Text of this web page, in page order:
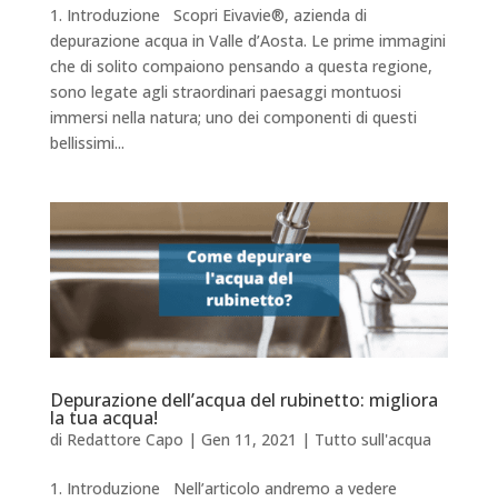
1. Introduzione Scopri Eivavie®, azienda di
depurazione acqua in Valle d’Aosta. Le prime immagini
che di solito compaiono pensando a questa regione,
sono legate agli straordinari paesaggi montuosi
immersi nella natura; uno dei componenti di questi
bellissimi...
Depurazione dell’acqua del rubinetto: migliora
la tua acqua!
di Redattore Capo | Gen 11, 2021 | Tutto sull'acqua
1. Introduzione Nell’articolo andremo a vedere